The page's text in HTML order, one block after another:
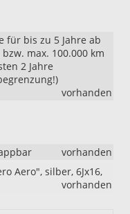
für bis zu 5 Jahre ab
max. 100.000 km
2 Jahre
vorhanden
vorhanden
Aero", silber, 6Jx16,
vorhanden